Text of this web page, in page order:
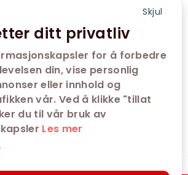
Skjul
ditt privatliv
for å forbedre
din, vise personlig
eller innhold og
vår. Ved å klikke "tillat
du til vår bruk av
Les mer